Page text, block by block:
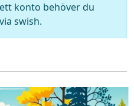
konto behöver du
swish.